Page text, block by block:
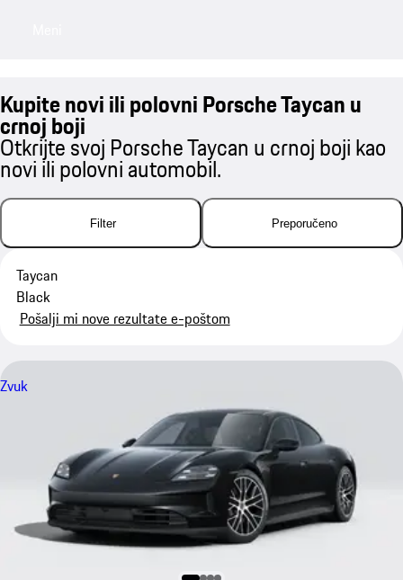
Kupite novi ili polovni Porsche Taycan u
crnoj boji
Otkrijte svoj Porsche Taycan u crnoj boji kao
novi ili polovni automobil.
Filter Preporučeno
Taycan
Black
Pošalji mi nove rezultate e-poštom
Zvuk